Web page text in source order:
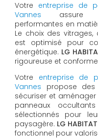
Votre entreprise de
Vannes assure
performantes en
Le choix des
est optimisé pour
énergétique. LG
rigoureuse et
Votre entreprise de
Vannes propose
sécuriser et aménager
panneaux
sélectionnés pour
paysagère. LG HABITAT
fonctionnel pour